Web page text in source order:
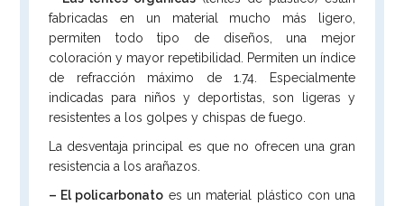
fabricadas en un material mucho más ligero,
permiten todo tipo de diseños, una mejor
coloración y mayor repetibilidad. Permiten un índice
de refracción máximo de 1.74. Especialmente
indicadas para niños y deportistas, son ligeras y
resistentes a los golpes y chispas de fuego.
La desventaja principal es que no ofrecen una gran
resistencia a los arañazos.
– El policarbonato es un material plástico con una